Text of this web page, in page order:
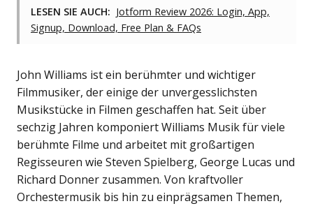
LESEN SIE AUCH: Jotform Review 2026: Login, App,
Signup, Download, Free Plan & FAQs
John Williams ist ein berühmter und wichtiger
Filmmusiker, der einige der unvergesslichsten
Musikstücke in Filmen geschaffen hat. Seit über
sechzig Jahren komponiert Williams Musik für viele
berühmte Filme und arbeitet mit großartigen
Regisseuren wie Steven Spielberg, George Lucas und
Richard Donner zusammen. Von kraftvoller
Orchestermusik bis hin zu einprägsamen Themen,